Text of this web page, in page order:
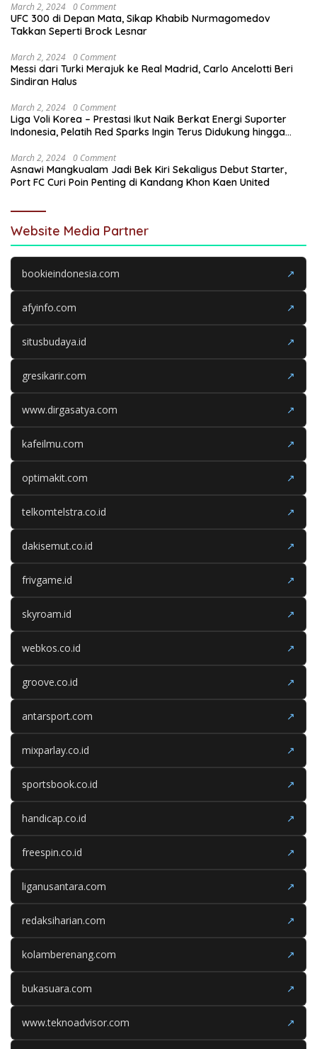
March 2, 2024 0 Comment
UFC 300 di Depan Mata, Sikap Khabib Nurmagomedov
Takkan Seperti Brock Lesnar
March 2, 2024 0 Comment
Messi dari Turki Merajuk ke Real Madrid, Carlo Ancelotti Beri
Sindiran Halus
March 2, 2024 0 Comment
Liga Voli Korea – Prestasi Ikut Naik Berkat Energi Suporter
Indonesia, Pelatih Red Sparks Ingin Terus Didukung hingga
March 2, 2024 0 Comment
Asnawi Mangkualam Jadi Bek Kiri Sekaligus Debut Starter,
Port FC Curi Poin Penting di Kandang Khon Kaen United
Website Media Partner
bookieindonesia.com ↗
afyinfo.com ↗
situsbudaya.id ↗
gresikarir.com ↗
www.dirgasatya.com ↗
kafeilmu.com ↗
optimakit.com ↗
telkomtelstra.co.id ↗
dakisemut.co.id ↗
frivgame.id ↗
skyroam.id ↗
webkos.co.id ↗
groove.co.id ↗
antarsport.com ↗
mixparlay.co.id ↗
sportsbook.co.id ↗
handicap.co.id ↗
freespin.co.id ↗
liganusantara.com ↗
redaksiharian.com ↗
kolamberenang.com ↗
bukasuara.com ↗
www.teknoadvisor.com ↗